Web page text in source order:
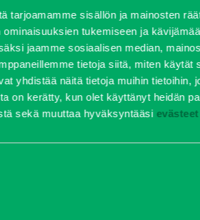
tarjoamamme sisällön ja mainosten
ominaisuuksien tukemiseen ja
jaamme sosiaalisen median,
tietoja siitä, miten käytät
yhdistää näitä tietoja muihin tietoihin,
on kerätty, kun olet käyttänyt heidän
sekä muuttaa hyväksyntääsievästeet